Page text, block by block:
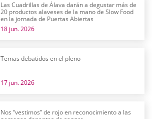
Las Cuadrillas de Álava darán a degustar más de
20 productos alaveses de la mano de Slow Food
en la jornada de Puertas Abiertas
18 jun. 2026
Temas debatidos en el pleno
17 jun. 2026
Nos “vestimos” de rojo en reconocimiento a las